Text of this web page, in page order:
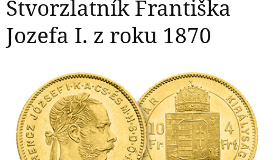
Štvorzlatník Františka
Jozefa I. z roku 1870